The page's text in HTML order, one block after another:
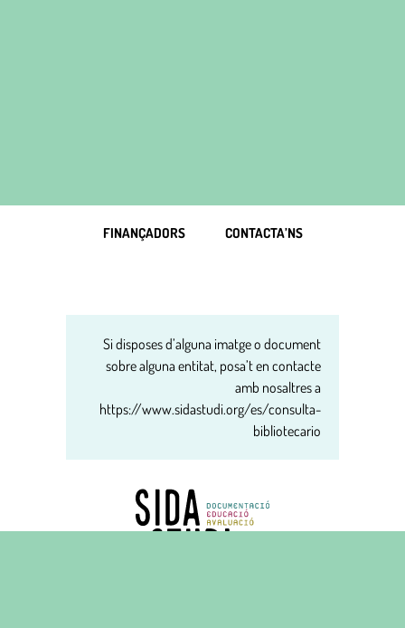
FINANÇADORS CONTACTA’NS
Si disposes d’alguna imatge o document
sobre alguna entitat, posa’t en contacte
amb nosaltres a
https://www.sidastudi.org/es/consulta-
bibliotecario